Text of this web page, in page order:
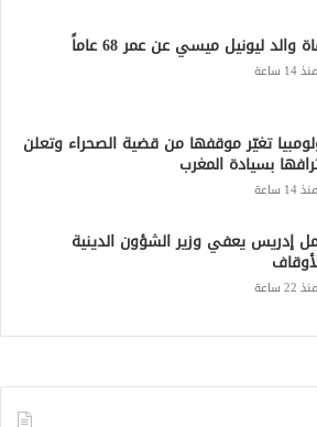
والد ليونيل ميسي عن عمر 68 عاماً
منذ 14 ساعة
تغيّر موقفها من قضية الصحراء وتعلن
بسيادة المغرب
منذ 14 ساعة
إدريس يعفي وزير الشؤون الدينية
منذ 22 ساعة